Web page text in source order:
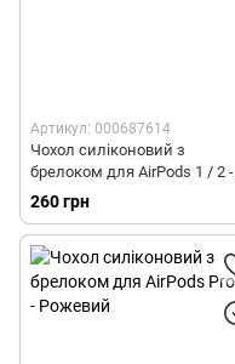
Артикул: 000687614
Чохол силіконовий з
брелоком для AirPods 1 / 2 -
Рожевий
260 грн